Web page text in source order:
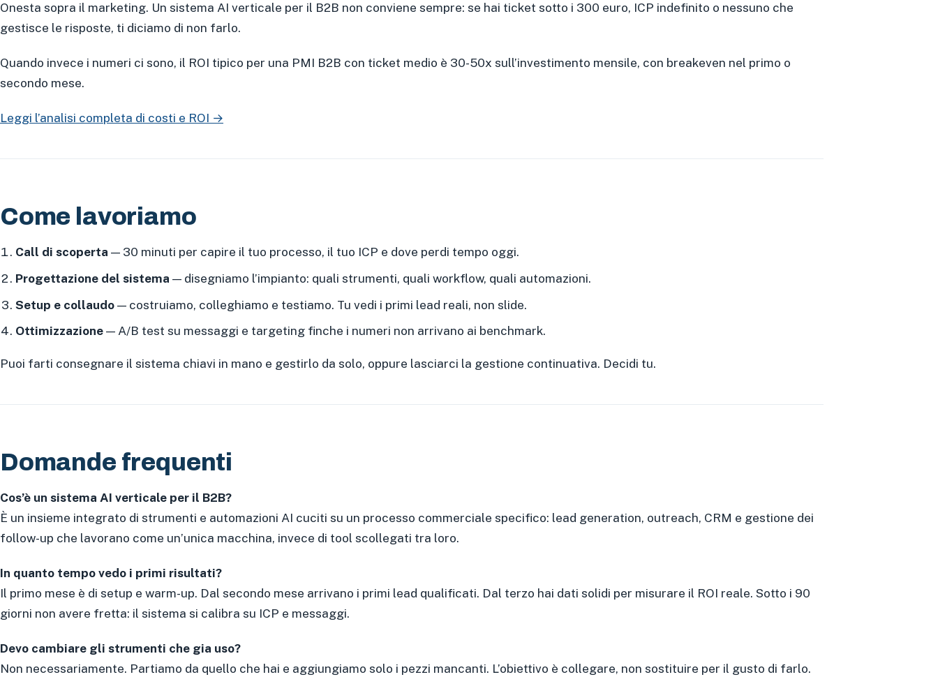
Onesta sopra il marketing. Un sistema AI verticale per il B2B non conviene sempre: se hai ticket sotto i 300 euro, ICP indefinito o nessuno che
gestisce le risposte, ti diciamo di non farlo.
Quando invece i numeri ci sono, il ROI tipico per una PMI B2B con ticket medio è 30-50x sull’investimento mensile, con breakeven nel primo o
secondo mese.
Leggi l’analisi completa di costi e ROI →
Come lavoriamo
Call di scoperta — 30 minuti per capire il tuo processo, il tuo ICP e dove perdi tempo oggi.
Progettazione del sistema — disegniamo l’impianto: quali strumenti, quali workflow, quali automazioni.
Setup e collaudo — costruiamo, colleghiamo e testiamo. Tu vedi i primi lead reali, non slide.
Ottimizzazione — A/B test su messaggi e targeting finche i numeri non arrivano ai benchmark.
Puoi farti consegnare il sistema chiavi in mano e gestirlo da solo, oppure lasciarci la gestione continuativa. Decidi tu.
Domande frequenti
Cos’è un sistema AI verticale per il B2B?
È un insieme integrato di strumenti e automazioni AI cuciti su un processo commerciale specifico: lead generation, outreach, CRM e gestione dei
follow-up che lavorano come un’unica macchina, invece di tool scollegati tra loro.
In quanto tempo vedo i primi risultati?
Il primo mese è di setup e warm-up. Dal secondo mese arrivano i primi lead qualificati. Dal terzo hai dati solidi per misurare il ROI reale. Sotto i 90
giorni non avere fretta: il sistema si calibra su ICP e messaggi.
Devo cambiare gli strumenti che gia uso?
Non necessariamente. Partiamo da quello che hai e aggiungiamo solo i pezzi mancanti. L’obiettivo è collegare, non sostituire per il gusto di farlo.